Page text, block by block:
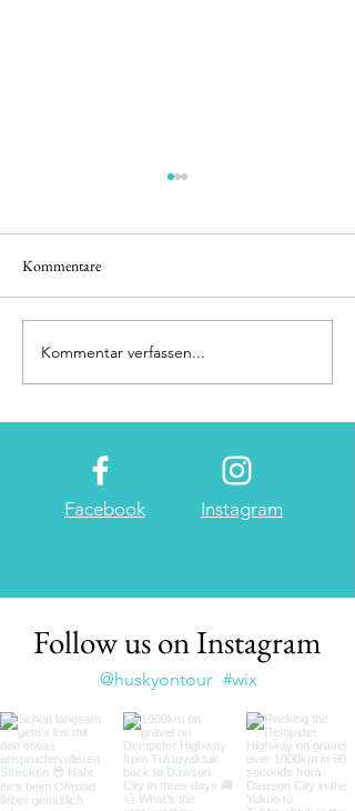
Kommentare
Kommentar verfassen...
Facebook Instagram
Follow us on Instagram
#wix
@huskyontour